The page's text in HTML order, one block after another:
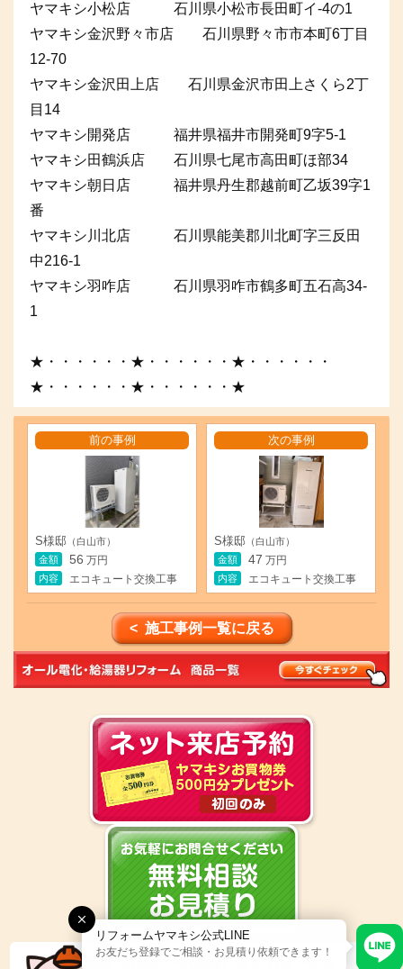
ヤマキシ小松店 石川県小松市長田町イ-4の1
ヤマキシ金沢野々市店 石川県野々市市本町6丁目
12-70
ヤマキシ金沢田上店 石川県金沢市田上さくら2丁
目14
ヤマキシ開発店 福井県福井市開発町9字5-1
ヤマキシ田鶴浜店 石川県七尾市高田町ほ部34
ヤマキシ朝日店 福井県丹生郡越前町乙坂39字1
番
ヤマキシ川北店 石川県能美郡川北町字三反田
中216-1
ヤマキシ羽咋店 石川県羽咋市鶴多町五石高34-
1
★・・・・・・★・・・・・・★・・・・・・
★・・・・・・★・・・・・・★
前の事例
S様邸 （白山市）
金額
56 万円
内容
エコキュート交換工事
次の事例
S様邸 （白山市）
金額
47 万円
内容
エコキュート交換工事
< 施工事例一覧に戻る
リフォームヤマキシ公式LINE
お友だち登録でご相談・お見積り依頼できます！